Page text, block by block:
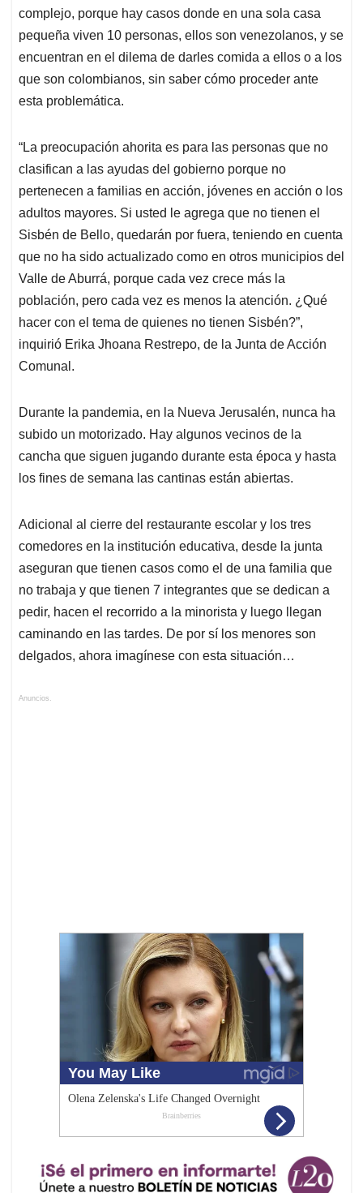
complejo, porque hay casos donde en una sola casa
pequeña viven 10 personas, ellos son venezolanos, y se
encuentran en el dilema de darles comida a ellos o a los
que son colombianos, sin saber cómo proceder ante
esta problemática.
“La preocupación ahorita es para las personas que no
clasifican a las ayudas del gobierno porque no
pertenecen a familias en acción, jóvenes en acción o los
adultos mayores. Si usted le agrega que no tienen el
Sisbén de Bello, quedarán por fuera, teniendo en cuenta
que no ha sido actualizado como en otros municipios del
Valle de Aburrá, porque cada vez crece más la
población, pero cada vez es menos la atención. ¿Qué
hacer con el tema de quienes no tienen Sisbén?”,
inquirió Erika Jhoana Restrepo, de la Junta de Acción
Comunal.
Durante la pandemia, en la Nueva Jerusalén, nunca ha
subido un motorizado. Hay algunos vecinos de la
cancha que siguen jugando durante esta época y hasta
los fines de semana las cantinas están abiertas.
Adicional al cierre del restaurante escolar y los tres
comedores en la institución educativa, desde la junta
aseguran que tienen casos como el de una familia que
no trabaja y que tienen 7 integrantes que se dedican a
pedir, hacen el recorrido a la minorista y luego llegan
caminando en las tardes. De por sí los menores son
delgados, ahora imagínese con esta situación…
Anuncios.